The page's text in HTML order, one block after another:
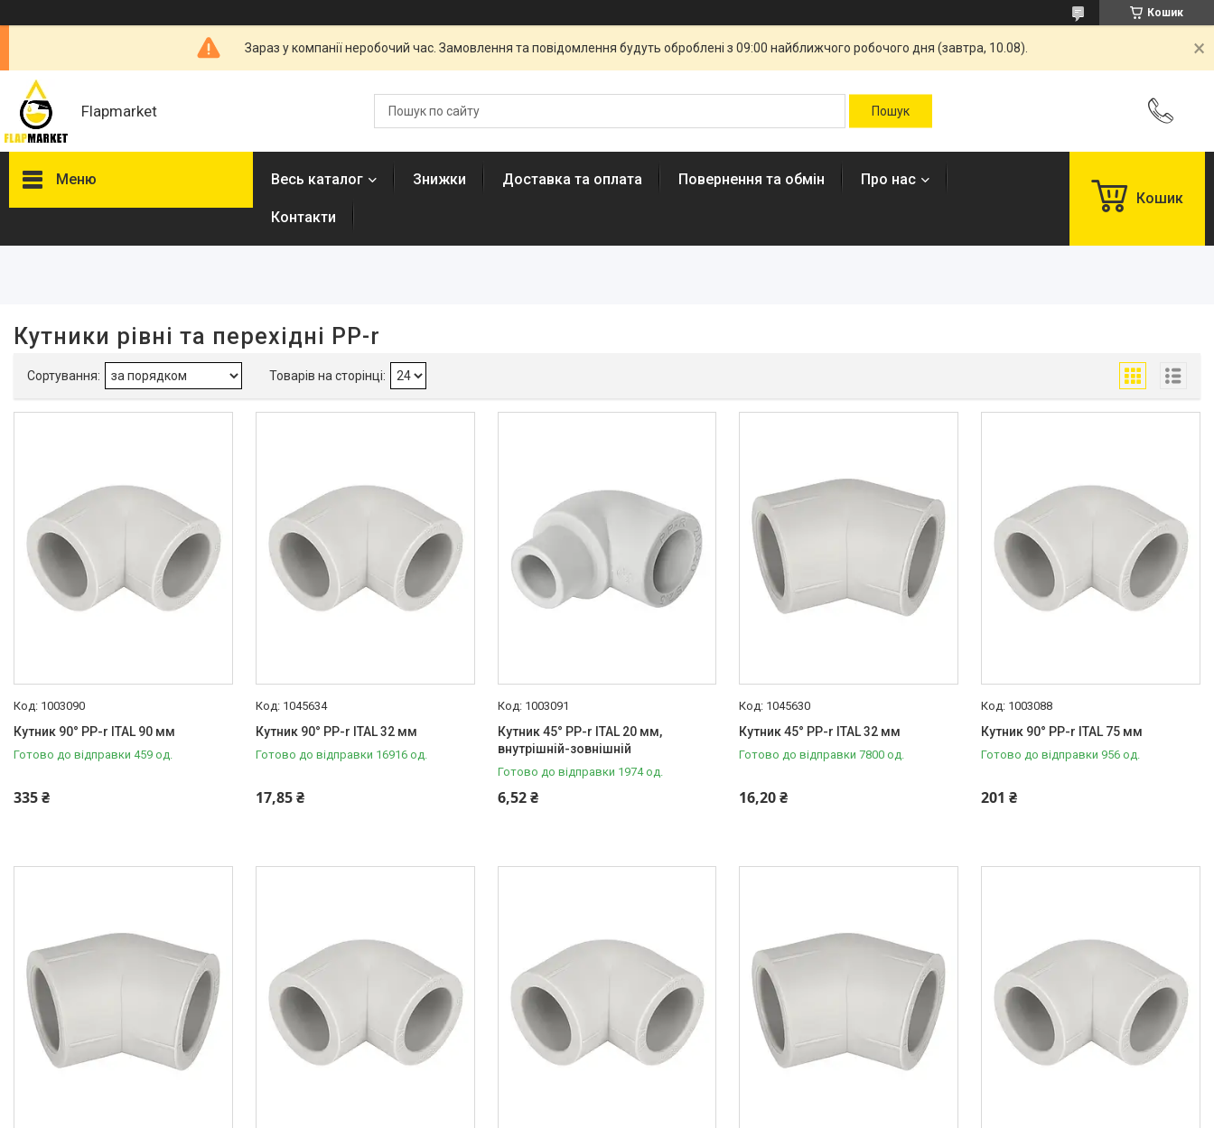
Кошик
Зараз у компанії неробочий час. Замовлення та повідомлення будуть оброблені з 09:00 найближчого робочого дня (завтра, 10.08).
Flapmarket
Меню
В наявності
29
Виробник
Сірий 24
Робочі умови
10
Неагрессивная среда 22
Опалювальна техніка
Змішувачі
Гігієнічні душі
Аксесуари для ванної
Гнучкі шланги (підведення)
Кухонні мийки
Рушникосушарки
Матеріали для влаштування
теплої підлоги
Весь каталог Знижки Доставка та оплата Повернення та обмін Про нас
Контакти
Кошик
Кутники рівні та перехідні PP-r
1003090
Кутник 90° PP-r ITAL 90 мм
Готово до відправки 459 од.
335 ₴
1045634
Кутник 90° PP-r ITAL 32 мм
Готово до відправки 16916 од.
17,85 ₴
1003091
Кутник 45° PP-r ITAL 20 мм,
внутрішній-зовнішній
Готово до відправки 1974 од.
6,52 ₴
1045630
Кутник 45° PP-r ITAL 32 мм
Готово до відправки 7800 од.
16,20 ₴
1003088
Кутник 90° PP-r ITAL 75 мм
Готово до відправки 956 од.
201 ₴